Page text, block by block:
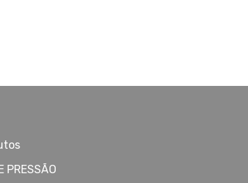
PRESSÃO